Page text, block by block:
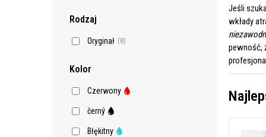
Rodzaj
Oryginał (8)
Kolor
Czerwony
černý
Błękitny
Jeśli
wkłady
pewność,